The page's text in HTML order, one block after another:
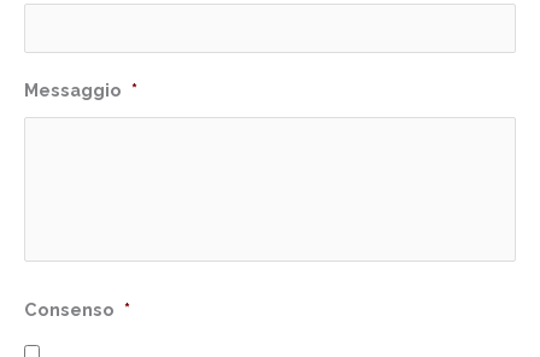
Messaggio *
Consenso *